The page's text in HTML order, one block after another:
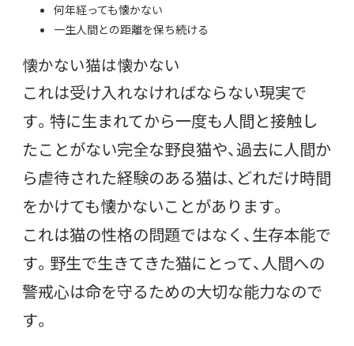
何年経っても懐かない
一生人間との距離を保ち続ける
懐かない猫は懐かない
これは受け入れなければならない現実で
す。特に生まれてから一度も人間と接触し
たことがない完全な野良猫や、過去に人間か
ら虐待された経験のある猫は、どれだけ時間
をかけても懐かないことがあります。
これは猫の性格の問題ではなく、生存本能で
す。野生で生きてきた猫にとって、人間への
警戒心は命を守るための大切な能力なので
す。